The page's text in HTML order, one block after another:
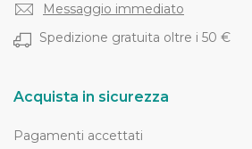
Messaggio immediato
Spedizione gratuita oltre i 50 €
Acquista in sicurezza
Pagamenti accettati